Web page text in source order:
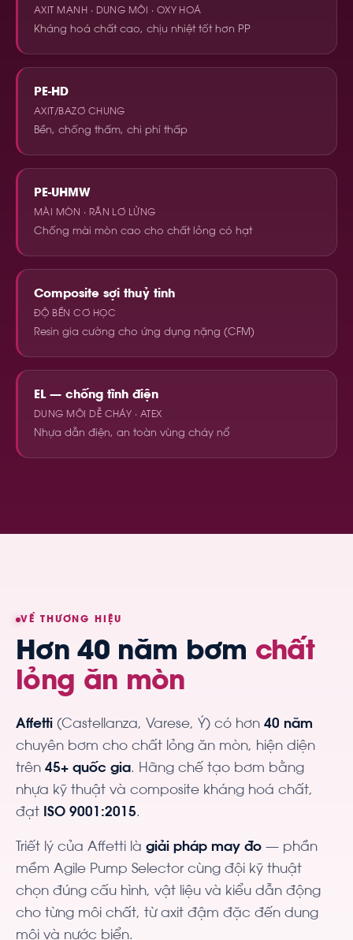
AXIT MẠNH · DUNG MÔI · OXY HOÁ
Kháng hoá chất cao, chịu nhiệt tốt hơn PP
PE-HD
AXIT/BAZƠ CHUNG
Bền, chống thấm, chi phí thấp
PE-UHMW
MÀI MÒN · RẮN LƠ LỬNG
Chống mài mòn cao cho chất lỏng có hạt
Composite sợi thuỷ tinh
ĐỘ BỀN CƠ HỌC
Resin gia cường cho ứng dụng nặng (CFM)
EL — chống tĩnh điện
DUNG MÔI DỄ CHÁY · ATEX
Nhựa dẫn điện, an toàn vùng cháy nổ
VỀ THƯƠNG HIỆU
Hơn 40 năm bơm chất
lỏng ăn mòn
Affetti (Castellanza, Varese, Ý) có hơn 40 năm
chuyên bơm cho chất lỏng ăn mòn, hiện diện
trên 45+ quốc gia. Hãng chế tạo bơm bằng
nhựa kỹ thuật và composite kháng hoá chất,
đạt ISO 9001:2015.
Triết lý của Affetti là giải pháp may đo — phần
mềm Agile Pump Selector cùng đội kỹ thuật
chọn đúng cấu hình, vật liệu và kiểu dẫn động
cho từng môi chất, từ axit đậm đặc đến dung
môi và nước biển.